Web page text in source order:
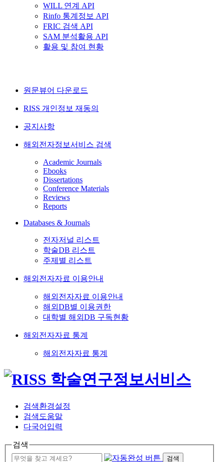
WILL 연계 API
Rinfo 통계정보 API
FRIC 검색 API
SAM 분석활용 API
활용 및 참여 현황
원문뷰어 다운로드
RISS 개인정보 재동의
공지사항
해외전자정보서비스 검색
Academic Journals
Ebooks
Dissertations
Conference Materials
Reviews
Reports
Databases & Journals
전자저널 리스트
학술DB 리스트
주제별 리스트
해외전자자료 이용안내
해외전자자료 이용안내
해외DB별 이용권한
대학별 해외DB 구독현황
해외전자자료 통계
해외전자자료 통계
검색환경설정
검색도움말
다국어입력
검색
검색